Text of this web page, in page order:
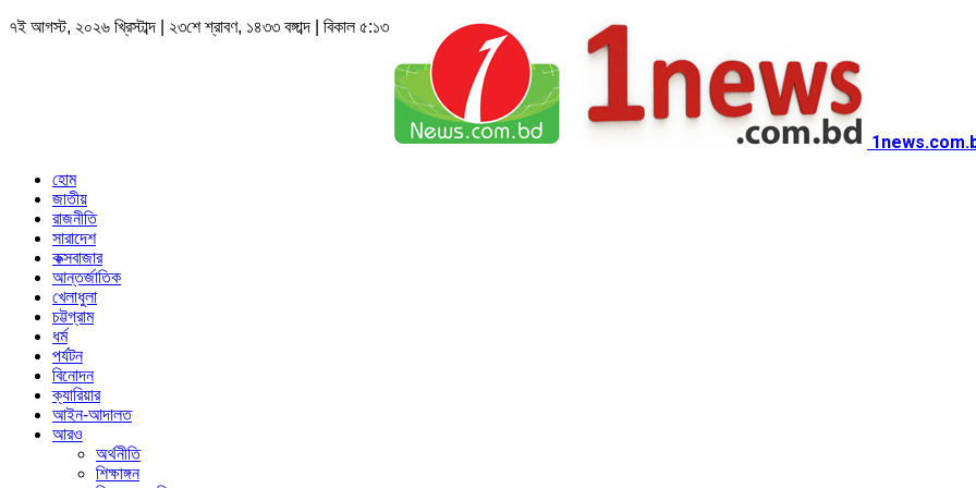
৭ই আগস্ট, ২০২৬ খ্রিস্টাব্দ | ২৩শে শ্রাবণ, ১৪৩৩ বঙ্গাব্দ | বিকাল ৫:১৩
হোম
জাতীয়
রাজনীতি
সারাদেশ
কক্সবাজার
আন্তর্জাতিক
খেলাধুলা
চট্টগ্রাম
ধর্ম
পর্যটন
বিনোদন
ক্যারিয়ার
আইন-আদালত
আরও
অর্থনীতি
শিক্ষাঙ্গন